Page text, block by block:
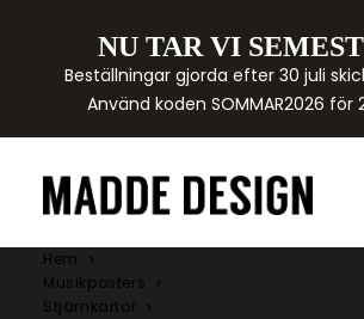
NU TAR VI
Beställningar gjorda efter 30 juli
Använd koden SOMMAR2026 för
Hem
Musikposters
Stjärnkartor